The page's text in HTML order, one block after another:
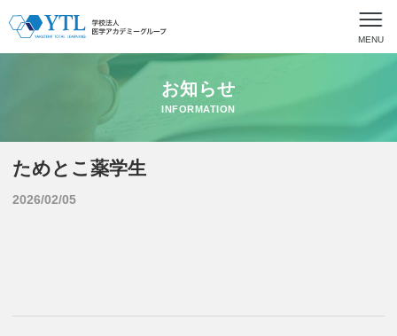
MENU
お知らせ
INFORMATION
ためとこ薬学生
2026/02/05